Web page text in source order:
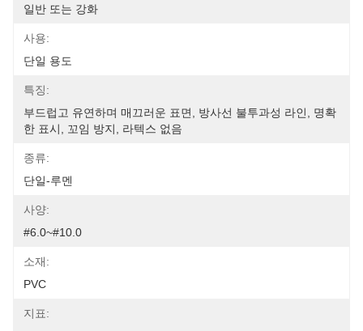
일반 또는 강화
사용:
단일 용도
특징:
부드럽고 유연하며 매끄러운 표면, 방사선 불투과성 라인, 명확
한 표시, 꼬임 방지, 라텍스 없음
종류:
단일-루멘
사양:
#6.0~#10.0
소재:
PVC
지표: